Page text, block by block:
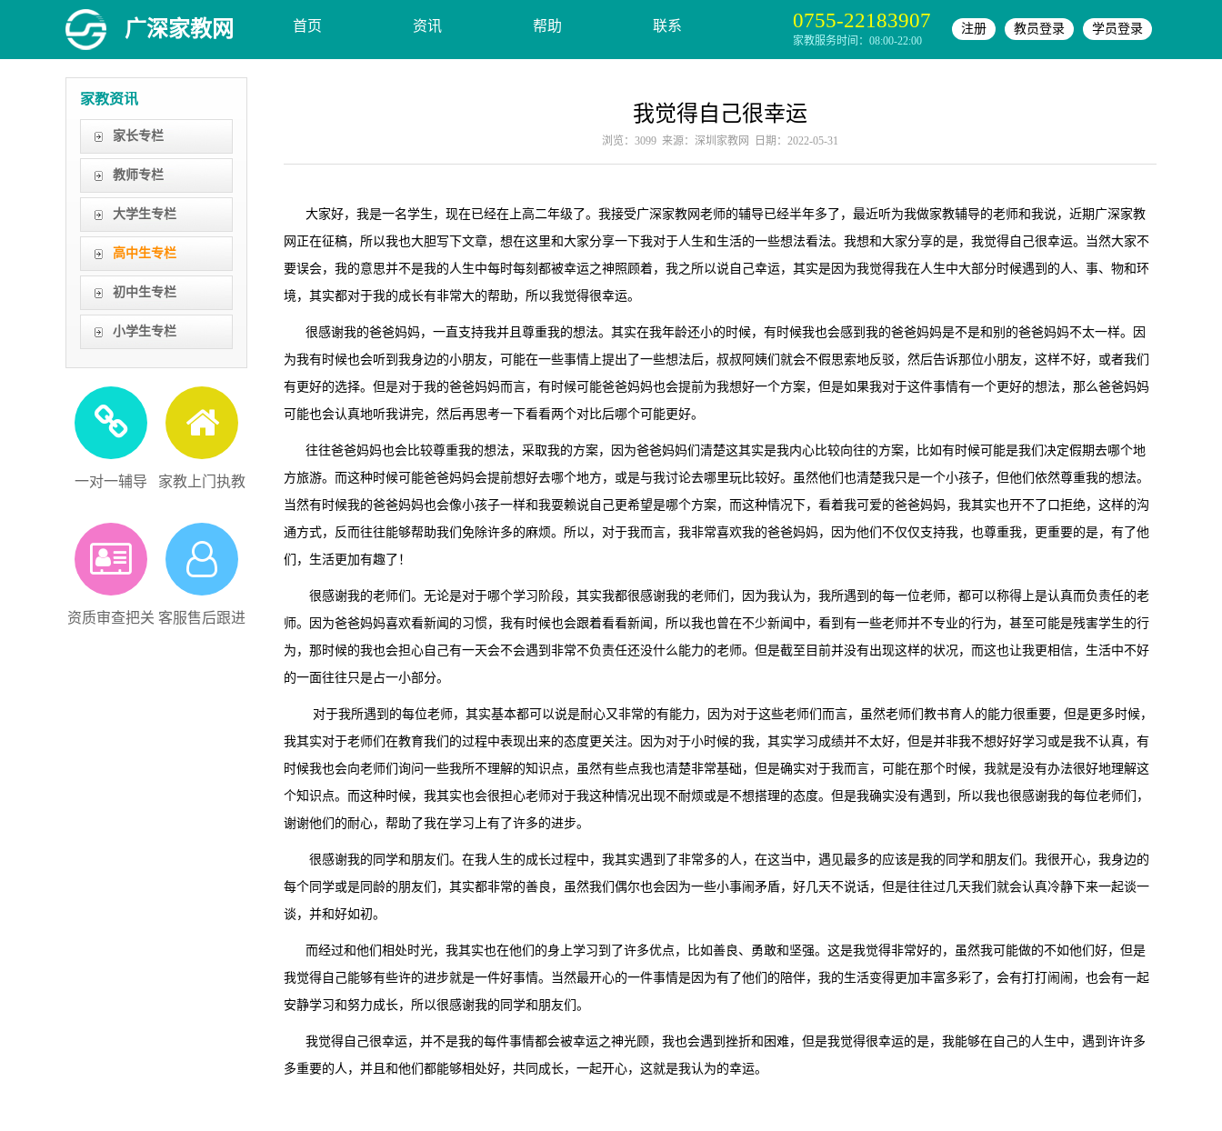
广深家教网 首页 资讯 帮助 联系 0755-22183907
家教服务时间：08:00-22:00
注册 教员登录 学员登录
家教资讯
家长专栏
教师专栏
大学生专栏
高中生专栏
初中生专栏
小学生专栏
一对一辅导 家教上门执教
资质审查把关 客服售后跟进
我觉得自己很幸运
浏览：3099 来源：深圳家教网 日期：2022-05-31
大家好，我是一名学生，现在已经在上高二年级了。我接受广深家教网老师的辅导已经半年多了，最近听为我做家教辅导的老师和我说，近期广深家教
网正在征稿，所以我也大胆写下文章，想在这里和大家分享一下我对于人生和生活的一些想法看法。我想和大家分享的是，我觉得自己很幸运。当然大家不
要误会，我的意思并不是我的人生中每时每刻都被幸运之神照顾着，我之所以说自己幸运，其实是因为我觉得我在人生中大部分时候遇到的人、事、物和环
境，其实都对于我的成长有非常大的帮助，所以我觉得很幸运。
很感谢我的爸爸妈妈，一直支持我并且尊重我的想法。其实在我年龄还小的时候，有时候我也会感到我的爸爸妈妈是不是和别的爸爸妈妈不太一样。因
为我有时候也会听到我身边的小朋友，可能在一些事情上提出了一些想法后，叔叔阿姨们就会不假思索地反驳，然后告诉那位小朋友，这样不好，或者我们
有更好的选择。但是对于我的爸爸妈妈而言，有时候可能爸爸妈妈也会提前为我想好一个方案，但是如果我对于这件事情有一个更好的想法，那么爸爸妈妈
可能也会认真地听我讲完，然后再思考一下看看两个对比后哪个可能更好。
往往爸爸妈妈也会比较尊重我的想法，采取我的方案，因为爸爸妈妈们清楚这其实是我内心比较向往的方案，比如有时候可能是我们决定假期去哪个地
方旅游。而这种时候可能爸爸妈妈会提前想好去哪个地方，或是与我讨论去哪里玩比较好。虽然他们也清楚我只是一个小孩子，但他们依然尊重我的想法。
当然有时候我的爸爸妈妈也会像小孩子一样和我耍赖说自己更希望是哪个方案，而这种情况下，看着我可爱的爸爸妈妈，我其实也开不了口拒绝，这样的沟
通方式，反而往往能够帮助我们免除许多的麻烦。所以，对于我而言，我非常喜欢我的爸爸妈妈，因为他们不仅仅支持我，也尊重我，更重要的是，有了他
们，生活更加有趣了！
很感谢我的老师们。无论是对于哪个学习阶段，其实我都很感谢我的老师们，因为我认为，我所遇到的每一位老师，都可以称得上是认真而负责任的老
师。因为爸爸妈妈喜欢看新闻的习惯，我有时候也会跟着看看新闻，所以我也曾在不少新闻中，看到有一些老师并不专业的行为，甚至可能是残害学生的行
为，那时候的我也会担心自己有一天会不会遇到非常不负责任还没什么能力的老师。但是截至目前并没有出现这样的状况，而这也让我更相信，生活中不好
的一面往往只是占一小部分。
对于我所遇到的每位老师，其实基本都可以说是耐心又非常的有能力，因为对于这些老师们而言，虽然老师们教书育人的能力很重要，但是更多时候，
我其实对于老师们在教育我们的过程中表现出来的态度更关注。因为对于小时候的我，其实学习成绩并不太好，但是并非我不想好好学习或是我不认真，有
时候我也会向老师们询问一些我所不理解的知识点，虽然有些点我也清楚非常基础，但是确实对于我而言，可能在那个时候，我就是没有办法很好地理解这
个知识点。而这种时候，我其实也会很担心老师对于我这种情况出现不耐烦或是不想搭理的态度。但是我确实没有遇到，所以我也很感谢我的每位老师们，
谢谢他们的耐心，帮助了我在学习上有了许多的进步。
很感谢我的同学和朋友们。在我人生的成长过程中，我其实遇到了非常多的人，在这当中，遇见最多的应该是我的同学和朋友们。我很开心，我身边的
每个同学或是同龄的朋友们，其实都非常的善良，虽然我们偶尔也会因为一些小事闹矛盾，好几天不说话，但是往往过几天我们就会认真冷静下来一起谈一
谈，并和好如初。
而经过和他们相处时光，我其实也在他们的身上学习到了许多优点，比如善良、勇敢和坚强。这是我觉得非常好的，虽然我可能做的不如他们好，但是
我觉得自己能够有些许的进步就是一件好事情。当然最开心的一件事情是因为有了他们的陪伴，我的生活变得更加丰富多彩了，会有打打闹闹，也会有一起
安静学习和努力成长，所以很感谢我的同学和朋友们。
我觉得自己很幸运，并不是我的每件事情都会被幸运之神光顾，我也会遇到挫折和困难，但是我觉得很幸运的是，我能够在自己的人生中，遇到许许多
多重要的人，并且和他们都能够相处好，共同成长，一起开心，这就是我认为的幸运。